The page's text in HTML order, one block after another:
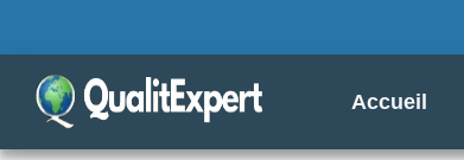
au
contenu
Accueil